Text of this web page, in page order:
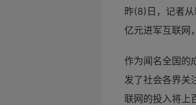
昨(8)日，记者
亿元进军互联网
作为闻名全国的
发了社会各界关
联网的投入将上